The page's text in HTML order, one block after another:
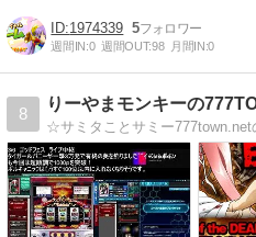
1974339 5
週間IN:0 週間OUT:98 月間IN:0
8
りーやまモンキーの